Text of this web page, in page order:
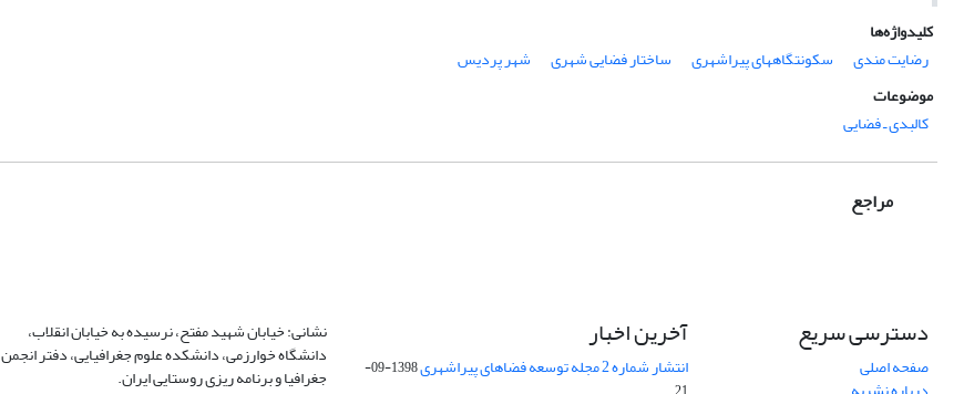
کلیدواژه‌ها
رضایت مندی
سکونتگاههای پیراشهری ساختار فضایی شهری
شهر پردیس
موضوعات
کالبدی ـ فضایی
مراجع
دسترسی سریع
صفحه اصلی
آخرین اخبار
انتشار شماره 2 مجله توسعه فضاهای پیراشهری
1398-09-
نشانی: خیابان شهید مفتح، نرسیده به خیابان انقلاب،
دانشگاه خوارزمی، دانشکده علوم جغرافیایی، دفتر انجمن
جغرافیا و برنامه ریزی روستایی ایران.